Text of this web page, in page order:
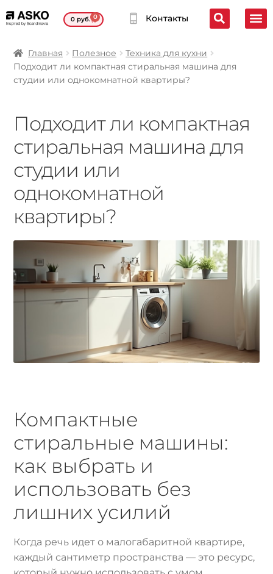
0руб. 0 Контакты
Главная Полезное
Техника для кухни
Подходит ли компактная стиральная машина для
студии или однокомнатной квартиры?
Подходит ли компактная
стиральная машина для
студии или
однокомнатной
квартиры?
Компактные
стиральные машины:
как выбрать и
использовать без
лишних усилий
Когда речь идет о малогабаритной квартире,
каждый сантиметр пространства — это ресурс,